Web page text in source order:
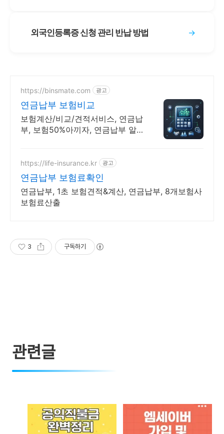
외국인등록증 신청 관리 반납 방법 →
https://binsmate.com 광고
연금납부 보험비교
보험계산/비교/견적서비스, 연금납
부, 보험50%아끼자, 연금납부 알
https://life-insurance.kr 광고
연금납부 보험료확인
연금납부, 1초 보험견적&계산, 연금납부, 8개보험사
보험료산출
3 구독하기
관련글